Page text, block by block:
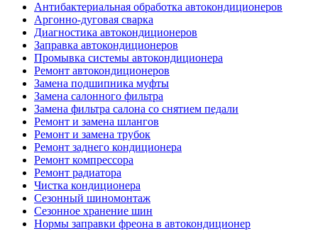
Антибактериальная обработка автокондиционеров
Аргонно-дуговая сварка
Диагностика автокондиционеров
Заправка автокондиционеров
Промывка системы автокондиционера
Ремонт автокондиционеров
Замена подшипника муфты
Замена салонного фильтра
Замена фильтра салона со снятием педали
Ремонт и замена шлангов
Ремонт и замена трубок
Ремонт заднего кондиционера
Ремонт компрессора
Ремонт радиатора
Чистка кондиционера
Сезонный шиномонтаж
Сезонное хранение шин
Нормы заправки фреона в автокондиционер